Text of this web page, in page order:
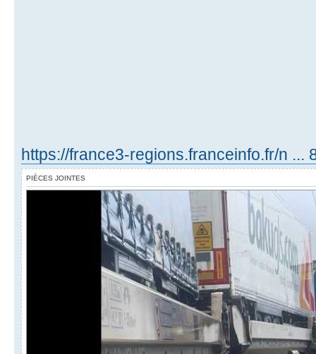
https://france3-regions.franceinfo.fr/n ...
PIÈCES JOINTES